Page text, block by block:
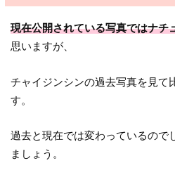
現在公開されている写真ではナチ
思いますが、
チャイジンシンの過去写真を見て
す。
過去と現在では変わっているので
ましょう。